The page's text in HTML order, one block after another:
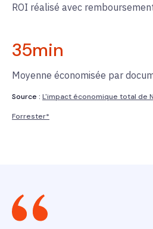
ROI réalisé avec
35min
Moyenne économisée par
Source : L'impact économique total de
Forrester*